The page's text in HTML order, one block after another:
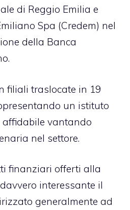
di Reggio Emilia e
Spa (Credem) nel
della Banca
filiali traslocate in 19
un istituto
affidabile vantando
nel settore.
finanziari offerti alla
interessante il
generalmente ad